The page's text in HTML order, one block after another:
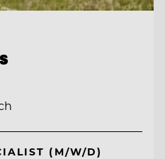
(M/W/D)